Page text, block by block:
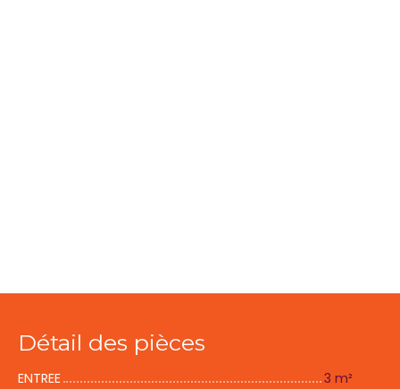
Détail des pièces
ENTREE
3 m²